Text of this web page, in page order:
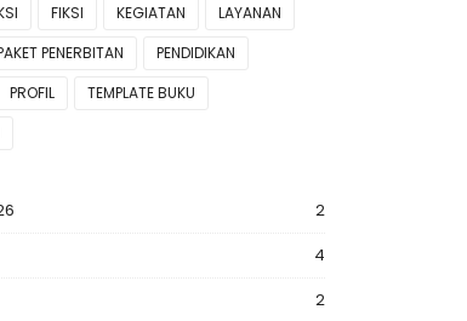
FIKSI KEGIATAN
LAYANAN
PENERBITAN
PENDIDIKAN
PROFIL
TEMPLATE BUKU
2
4
2